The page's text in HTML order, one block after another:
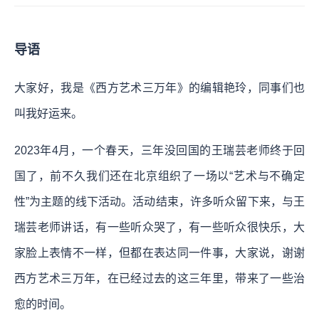
导语
大家好，我是《西方艺术三万年》的编辑艳玲，同事们也
叫我好运来。
2023年4月，一个春天，三年没回国的王瑞芸老师终于回
国了，前不久我们还在北京组织了一场以“艺术与不确定
性”为主题的线下活动。活动结束，许多听众留下来，与王
瑞芸老师讲话，有一些听众哭了，有一些听众很快乐，大
家脸上表情不一样，但都在表达同一件事，大家说，谢谢
西方艺术三万年，在已经过去的这三年里，带来了一些治
愈的时间。